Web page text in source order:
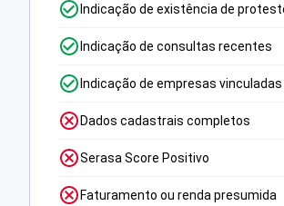
Indicação de existência de
Indicação de consultas recentes
Indicação de empresas vinculadas
Dados cadastrais completos
Serasa Score Positivo
Faturamento ou renda presumida